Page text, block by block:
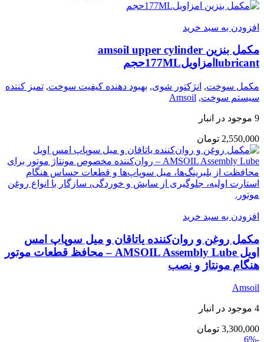
افزودن به سبد خرید
مکمل بنزین amsoil upper cylinder
lubricantامزاویل177MLحجم
مکمل سوخت, انژکتور شوی, بهبود دهنده کیفیت سوخت, تمیز کننده
سیستم سوخت,
Amsoil
9 موجود در انبار
2,550,000 تومان
افزودن به سبد خرید
مکمل روغن و روان‌کننده یاتاقان و میل سوپاپ امس
اویل AMSOIL Assembly Lube – محافظ قطعات موتور
هنگام مونتاژ و نصب
Amsoil
4 موجود در انبار
3,300,000 تومان
-6%